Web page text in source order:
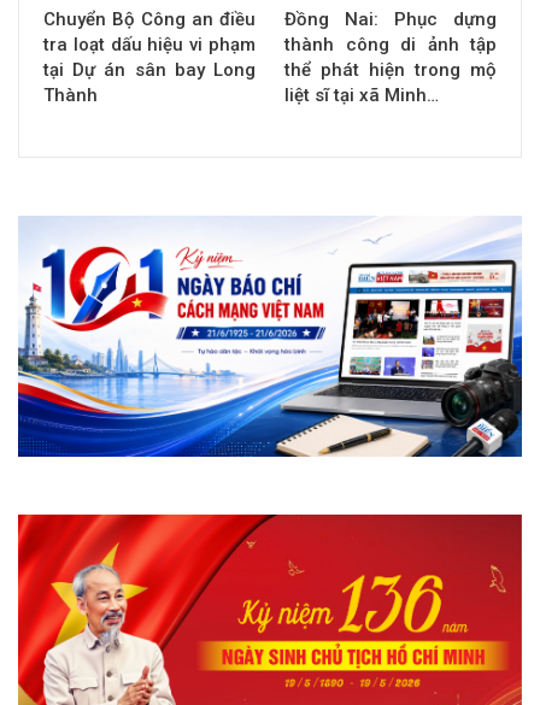
Chuyển Bộ Công an điều
tra loạt dấu hiệu vi phạm
tại Dự án sân bay Long
Thành
Đồng Nai: Phục dựng
thành công di ảnh tập
thể phát hiện trong mộ
liệt sĩ tại xã Minh…